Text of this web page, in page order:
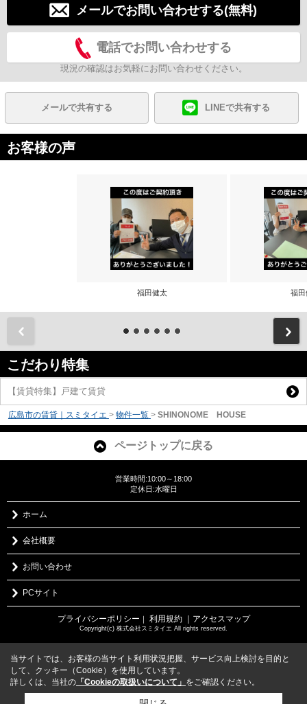
メールでお問い合わせする(無料)
電話でお問い合わせする
現況の確認はお気軽にお問い合わせください。
メールで共有する LINEで共有する
お客様の声
福田健太 福田
こだわり特集
【賃貸特集】戸建て賃貸
広島市の賃貸｜スミタイエ > 物件一覧 > SHINONOME HOUSE
ページトップに戻る
営業時間:10:00～18:00
定休日:水曜日
ホーム
会社概要
お問い合わせ
PCサイト
プライバシーポリシー 利用規約 ｜アクセスマップ
Copyright(c) 株式会社スミタイエ All rights reserved.
当サイトでは、お客様の当サイト利用状況把握、サービス向上検討を目的と
して、クッキー（Cookie）を使用しています。
詳しくは、当社の 「Cookieの取扱いについて」 をご確認ください。